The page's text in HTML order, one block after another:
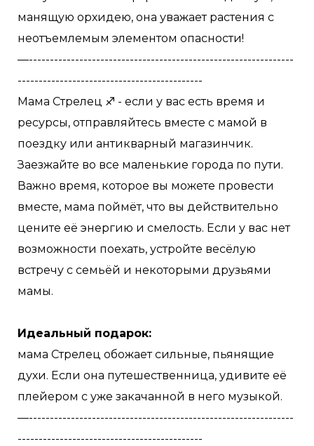
манящую орхидею, она уважает растения с
неотъемлемым элементом опасности!
—---------------------------------------------------------------
--------------------------------------------
Мама Стрелец ♐️ - если у вас есть время и
ресурсы, отправляйтесь вместе с мамой в
поездку или антикварный магазинчик.
Заезжайте во все маленькие города по пути.
Важно время, которое вы можете провести
вместе, мама поймёт, что вы действительно
цените её энергию и смелость. Если у вас нет
возможности поехать, устройте весёлую
встречу с семьёй и некоторыми друзьями
мамы.
Идеальный подарок:
мама Стрелец обожает сильные, пьянящие
духи. Если она путешественница, удивите её
плейером с уже закачанной в него музыкой.
—---------------------------------------------------------------
--------------------------------------------